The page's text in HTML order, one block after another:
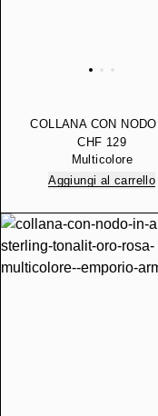
COLLANA CON
ARGENTO STERLING
CHF 129
Multicolore
Aggiungi al carrello